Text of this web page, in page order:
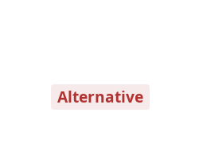
Alternative